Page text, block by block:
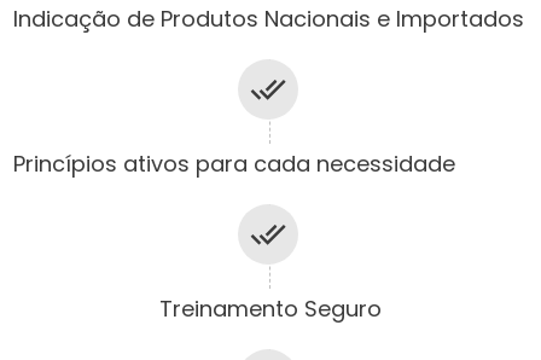
Indicação de Produtos Nacionais e Importados
Princípios ativos para cada necessidade
Treinamento Seguro